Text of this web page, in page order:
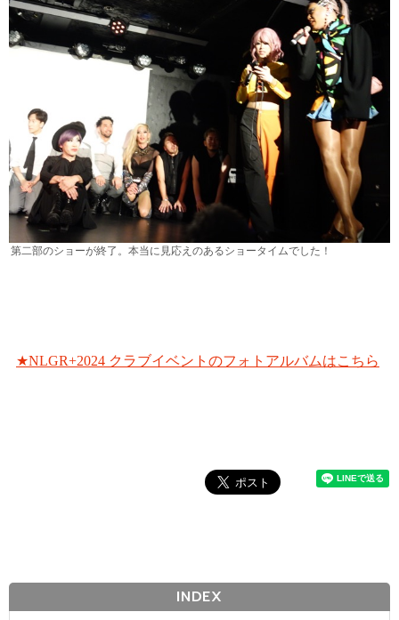
第二部のショーが終了。本当に見応えのあるショータイムでした！
★NLGR+2024 クラブイベントのフォトアルバムはこちら
INDEX